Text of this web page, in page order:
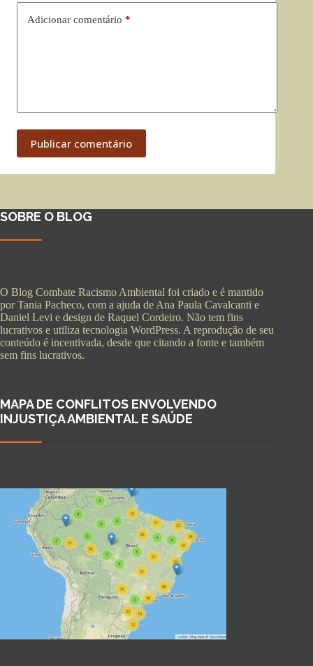
Adicionar comentário *
Publicar comentário
SOBRE O BLOG
O Blog Combate Racismo Ambiental foi criado e é mantido
por Tania Pacheco, com a ajuda de Ana Paula Cavalcanti e
Daniel Levi e design de Raquel Cordeiro. Não tem fins
lucrativos e utiliza tecnologia WordPress. A reprodução de seu
conteúdo é incentivada, desde que citando a fonte e também
sem fins lucrativos.
MAPA DE CONFLITOS ENVOLVENDO
INJUSTIÇA AMBIENTAL E SAÚDE